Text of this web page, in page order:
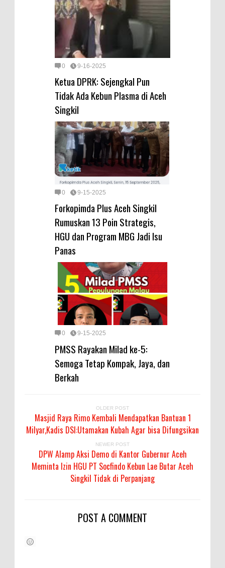
0 9-16-2025
Ketua DPRK: Sejengkal Pun
Tidak Ada Kebun Plasma di Aceh
Singkil
0 9-15-2025
Forkopimda Plus Aceh Singkil
Rumuskan 13 Poin Strategis,
HGU dan Program MBG Jadi Isu
Panas
0 9-15-2025
PMSS Rayakan Milad ke-5:
Semoga Tetap Kompak, Jaya, dan
Berkah
OLDER POST
Masjid Raya Rimo Kembali Mendapatkan Bantuan 1
Milyar,Kadis DSI:Utamakan Kubah Agar bisa Difungsikan
NEWER POST
DPW Alamp Aksi Demo di Kantor Gubernur Aceh
Meminta Izin HGU PT Socfindo Kebun Lae Butar Aceh
Singkil Tidak di Perpanjang
POST A COMMENT